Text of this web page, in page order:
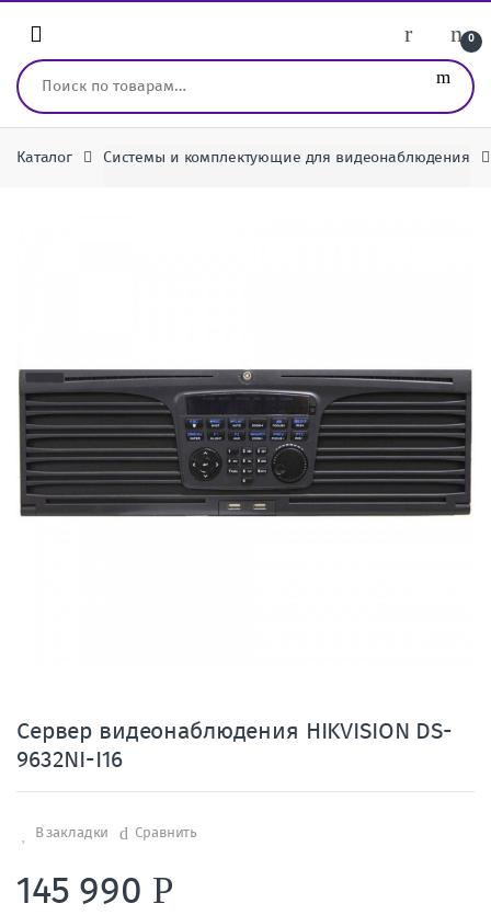
0
Искать:
Каталог Системы и комплектующие для видеонаблюдения
Сервер видеонаблюдения HIKVISION DS-
9632NI-I16
В закладки Сравнить
145 990 Р